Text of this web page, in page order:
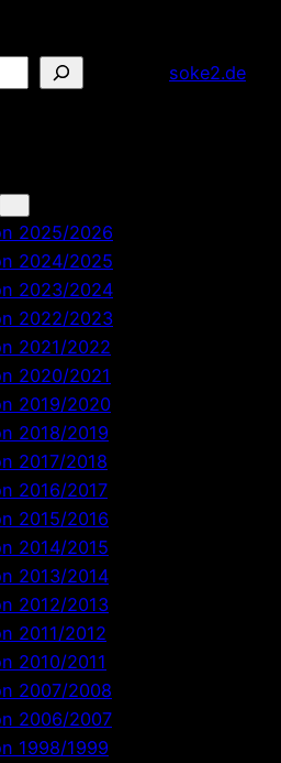
soke2.de
2025/2026
2024/2025
2023/2024
2022/2023
2021/2022
2020/2021
2019/2020
2018/2019
2017/2018
2016/2017
2015/2016
2014/2015
2013/2014
2012/2013
2011/2012
2010/2011
2007/2008
2006/2007
1998/1999